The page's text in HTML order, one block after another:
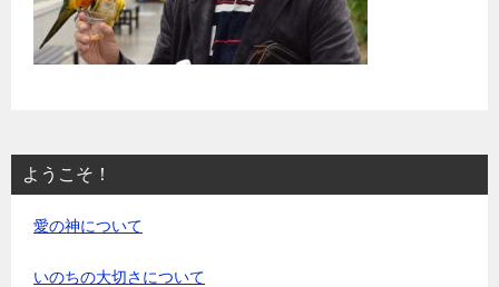
ようこそ！
愛の神について
いのちの大切さについて